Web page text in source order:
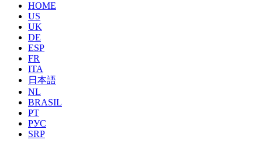
HOME
US
UK
DE
ESP
FR
ITA
日本語
NL
BRASIL
PT
РУС
SRP